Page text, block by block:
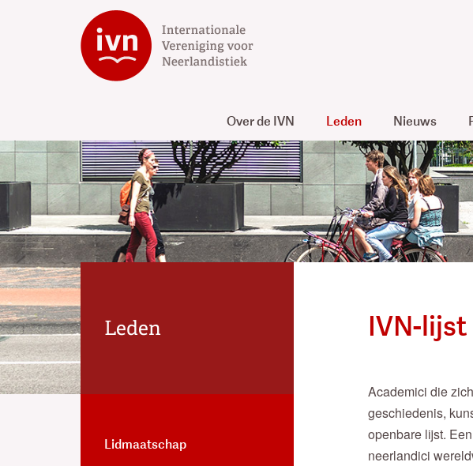
Over de IVN Leden Nieuws
IVN-lijst
Academici die
geschiedenis,
openbare lijst.
neerlandici
Leden
Lidmaatschap